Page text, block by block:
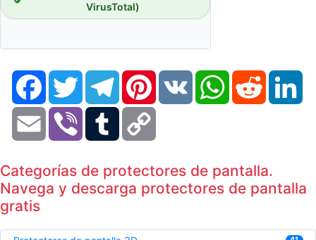
VirusTotal)
FacebookTwitter TelegramPinterestVK WhatsAppReddit
Email Viber Tumblr
Categorías de protectores de pantalla.
Navega y descarga protectores de pantalla
gratis